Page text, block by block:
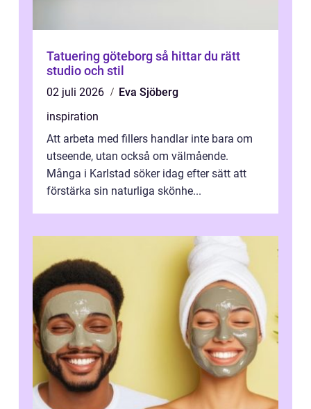
Tatuering göteborg så hittar du rätt
studio och stil
02 juli 2026
Eva Sjöberg
inspiration
Att arbeta med fillers handlar inte bara om
utseende, utan också om välmående.
Många i Karlstad söker idag efter sätt att
förstärka sin naturliga skönhe...